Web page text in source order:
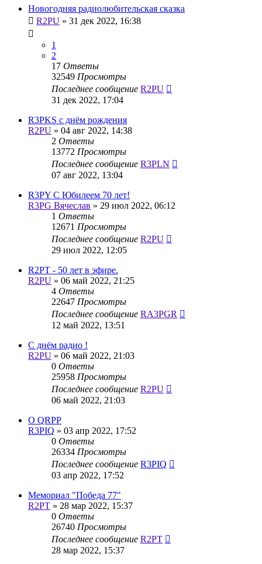
Новогодняя радиолюбительская сказка
R2PU » 31 дек 2022, 16:38
1
2
17 Ответы
32549 Просмотры
Последнее сообщение R2PU
31 дек 2022, 17:04
R3PKS с днём рождения
R2PU » 04 авг 2022, 14:38
2 Ответы
13772 Просмотры
Последнее сообщение R3PLN
07 авг 2022, 13:04
R3PY С Юбилеем 70 лет!
R3PG Вячеслав » 29 июл 2022, 06:12
1 Ответы
12671 Просмотры
Последнее сообщение R2PU
29 июл 2022, 12:05
R2PT - 50 лет в эфире.
R2PU » 06 май 2022, 21:25
4 Ответы
22647 Просмотры
Последнее сообщение RA3PGR
12 май 2022, 13:51
С днём радио !
R2PU » 06 май 2022, 21:03
0 Ответы
25958 Просмотры
Последнее сообщение R2PU
06 май 2022, 21:03
О QRPP
R3PIQ » 03 апр 2022, 17:52
0 Ответы
26334 Просмотры
Последнее сообщение R3PIQ
03 апр 2022, 17:52
Мемориал "Победа 77"
R2PT » 28 мар 2022, 15:37
0 Ответы
26740 Просмотры
Последнее сообщение R2PT
28 мар 2022, 15:37